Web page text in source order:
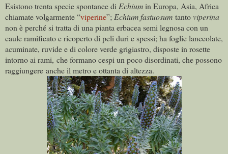
Esistono trenta specie spontanee diEchiumin Europa, Asia, Africa
chiamate volgarmente “viperine”;Echium fastuosum tantoviperina
non è perché si tratta di una pianta erbacea semi legnosa con un
caule ramificato e ricoperto di peli duri e spessi; ha foglie lanceolate,
acuminate, ruvide e di colore verde grigiastro, disposte in rosette
intorno ai rami, che formano cespi un poco disordinati, che possono
raggiungere anche il metro e ottanta di altezza.